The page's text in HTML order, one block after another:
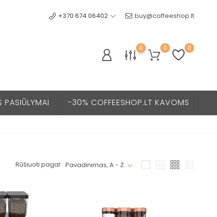
+370 674 06402 buy@coffeeshop.lt
0 0 0
PASIŪLYMAI -30% COFFEESHOP.LT KAVOMS
Rūšiuoti pagal: Pavadinimas, A - Z